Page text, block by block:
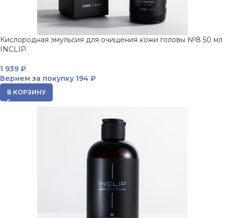
Кислородная эмульсия для очищения кожи головы №8 50 мл
INCLIP
1 939 ₽
Вернем за покупку 194 ₽
В КОРЗИНУ